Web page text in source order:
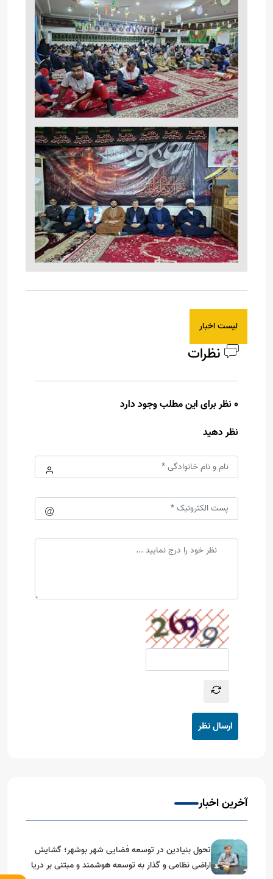
لیست اخبار
نظرات
0 نظر برای این مطلب وجود دارد
نظر دهید
ارسال نظر
آخرین اخبار
تحول بنیادین در توسعه فضایی شهر بوشهر؛ گشایش
اراضی نظامی و گذار به توسعه هوشمند و مبتنی بر دریا